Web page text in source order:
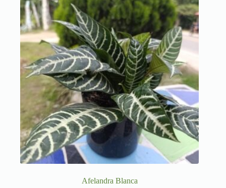
Afelandra Blanca